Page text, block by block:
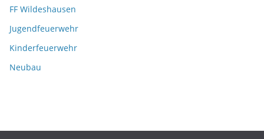
FF Wildeshausen
Jugendfeuerwehr
Kinderfeuerwehr
Neubau